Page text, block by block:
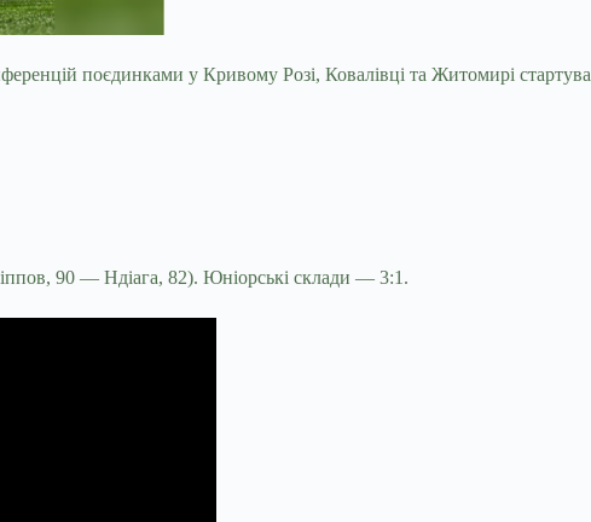
поєдинками у Кривому Розі, Ковалівці та Житомирі
90 — Ндіага, 82). Юніорські склади — 3:1.